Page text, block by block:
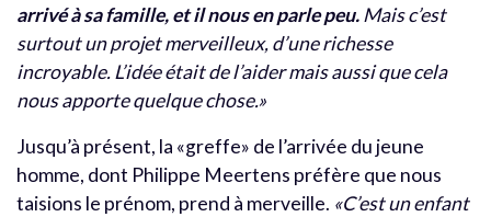
arrivé à sa famille, et il nous en parle peu.Mais c’est
surtout un projet merveilleux, d’une richesse
incroyable. L’idée était de l’aider mais aussi que cela
nous apporte quelque chose.»
Jusqu’à présent, la «greffe» de l’arrivée du jeune
homme, dont Philippe Meertens préfère que nous
taisions le prénom, prend à merveille. «C’est un enfant